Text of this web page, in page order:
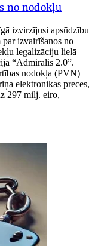
no nodokļu
izvirzījusi apsūdzību
izvairīšanos no
legalizāciju lielā
“Admirālis 2.0”.
nodokļa (PVN)
elektronikas preces,
297 milj. eiro,